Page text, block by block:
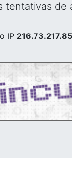
tentativas de
IP 216.73.217.85